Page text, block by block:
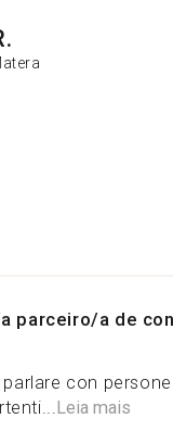
parceiro/a de
con
Leia mais